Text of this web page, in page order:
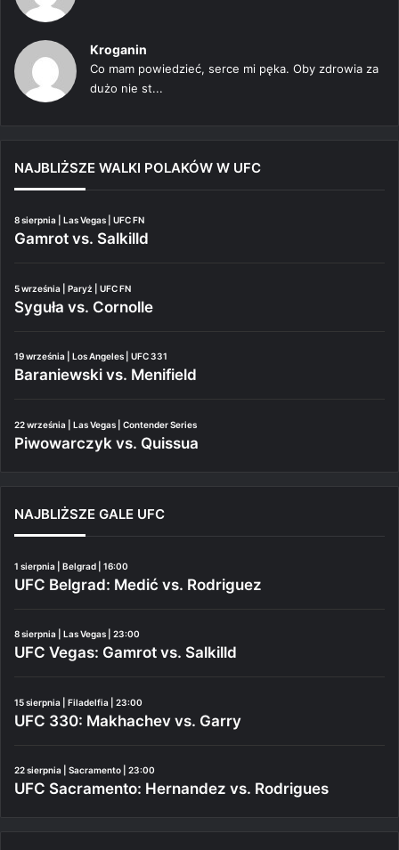
Kroganin
Co mam powiedzieć, serce mi pęka. Oby zdrowia za
dużo nie st...
NAJBLIŻSZE WALKI POLAKÓW W UFC
8 sierpnia | Las Vegas | UFC FN
Gamrot vs. Salkilld
5 września | Paryż | UFC FN
Syguła vs. Cornolle
19 września | Los Angeles | UFC 331
Baraniewski vs. Menifield
22 września | Las Vegas | Contender Series
Piwowarczyk vs. Quissua
NAJBLIŻSZE GALE UFC
1 sierpnia | Belgrad | 16:00
UFC Belgrad: Medić vs. Rodriguez
8 sierpnia | Las Vegas | 23:00
UFC Vegas: Gamrot vs. Salkilld
15 sierpnia | Filadelfia | 23:00
UFC 330: Makhachev vs. Garry
22 sierpnia | Sacramento | 23:00
UFC Sacramento: Hernandez vs. Rodrigues